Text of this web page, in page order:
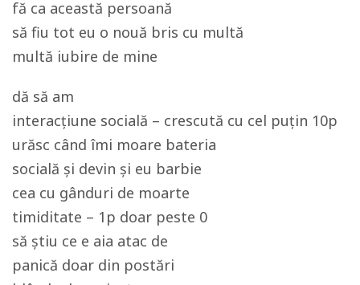
fă ca această persoană
să fiu tot eu o nouă bris cu multă
multă iubire de mine
dă să am
interacțiune socială – crescută cu cel puțin 10p
urăsc când îmi moare bateria
socială și devin și eu barbie
cea cu gânduri de moarte
timiditate – 1p doar peste 0
să știu ce e aia atac de
panică doar din postări